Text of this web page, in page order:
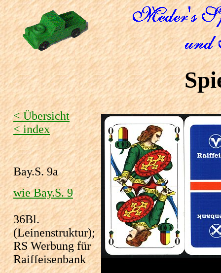
< Übersicht
< index
Bay.S. 9a
wie Bay.S. 9
36Bl.
(Leinenstruktur);
RS Werbung für
Raiffeisenbank